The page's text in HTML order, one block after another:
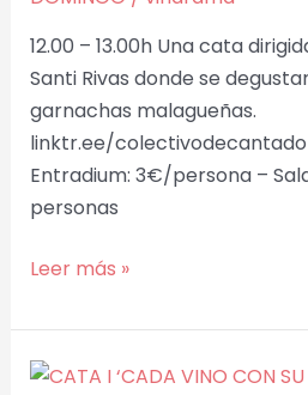
12.00 – 13.00h Una cata
Santi Rivas donde se
garnachas malagueñas.
linktr.ee/
Entradium: 3€/persona –
personas
Leer más »
CATA